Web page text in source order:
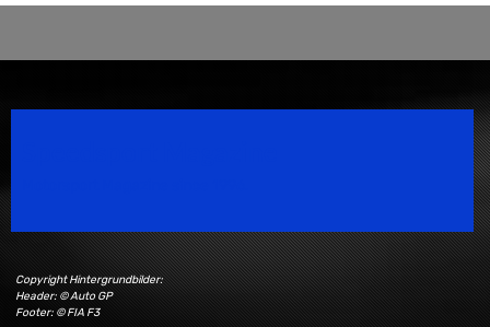
Copyright Hintergrundbilder:
Header: © Auto GP
Footer: © FIA F3